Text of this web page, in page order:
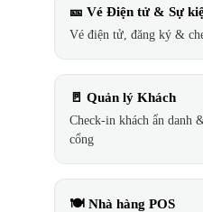
🎫 Vé Điện tử & Sự
Vé điện tử, đăng ký &
🚪 Quản lý Khách
Check-in khách ẩn danh
cổng
🍽️ Nhà hàng POS